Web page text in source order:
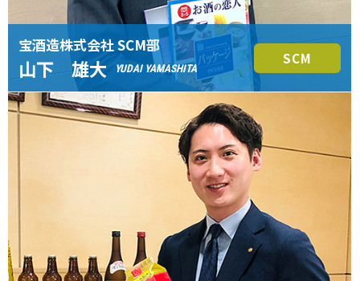
宝酒造株式会社 SCM部
山下 雄大 YUDAI YAMASHITA
SCM